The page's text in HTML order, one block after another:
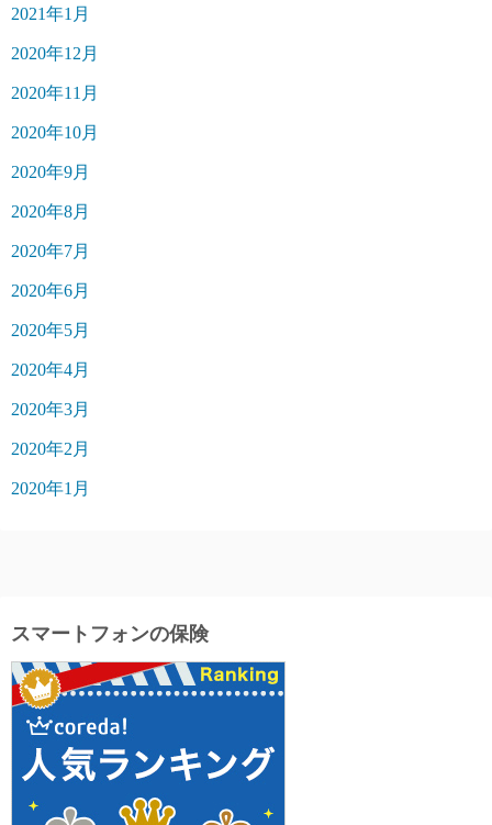
2021年1月
2020年12月
2020年11月
2020年10月
2020年9月
2020年8月
2020年7月
2020年6月
2020年5月
2020年4月
2020年3月
2020年2月
2020年1月
スマートフォンの保険